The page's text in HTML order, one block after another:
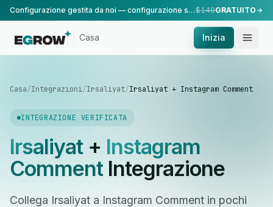
Configurazione gestita da noi — configurazione standard, eseguita dal nostro team.$149GRATUITO
Casa Inizia
Casa/Integrazioni/Irsaliyat/Irsaliyat + Instagram Comment
INTEGRAZIONE VERIFICATA
Irsaliyat+ Instagram
CommentIntegrazione
Collega Irsaliyat a Instagram Comment in pochi